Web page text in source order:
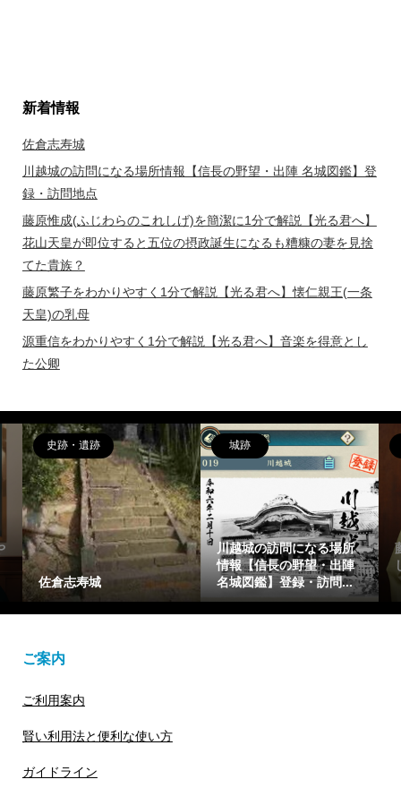
新着情報
佐倉志寿城
川越城の訪問になる場所情報【信長の野望・出陣 名城図鑑】登
録・訪問地点
藤原惟成(ふじわらのこれしげ)を簡潔に1分で解説【光る君へ】
花山天皇が即位すると五位の摂政誕生になるも糟糠の妻を見捨
てた貴族？
藤原繁子をわかりやすく1分で解説【光る君へ】懐仁親王(一条
天皇)の乳母
源重信をわかりやすく1分で解説【光る君へ】音楽を得意とし
た公卿
偉人
藤原惟成(ふじわらのこれ
しげ)を簡潔に1分で解説
【光る君へ】花山天皇...
女性
藤原繁子をわかりやすく1
分で解説【光る君へ】懐
仁親王(一条天皇)の乳母
ご案内
ご利用案内
賢い利用法と便利な使い方
ガイドライン